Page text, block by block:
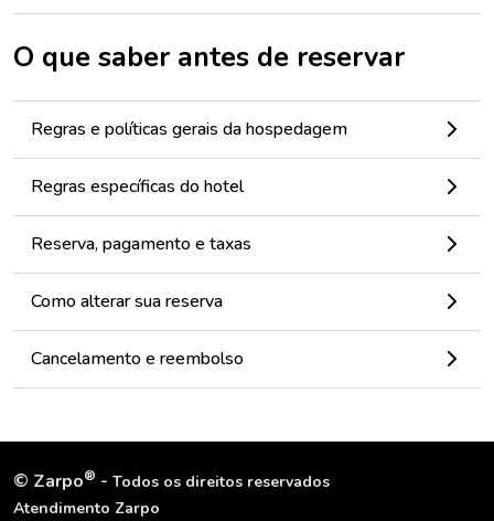
O que saber antes de reservar
Regras e políticas gerais da hospedagem
Regras específicas do hotel
Reserva, pagamento e taxas
Como alterar sua reserva
Cancelamento e reembolso
© Zarpo® - Todos os direitos reservados
Atendimento Zarpo